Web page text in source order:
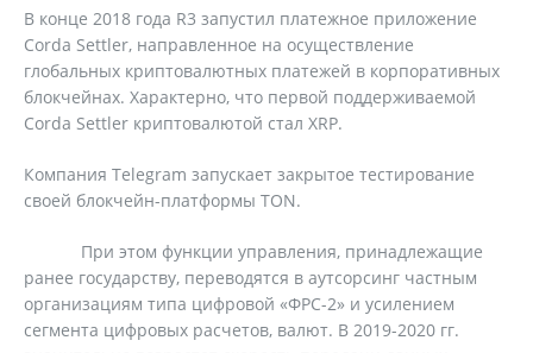
В конце 2018 года R3 запустил платежное приложение
Corda Settler, направленное на осуществление
глобальных криптовалютных платежей в корпоративных
блокчейнах. Характерно, что первой поддерживаемой
Corda Settler криптовалютой стал XRP.
Компания Telegram запускает закрытое тестирование
своей блокчейн-платформы TON.
При этом функции управления, принадлежащие
ранее государству, переводятся в аутсорсинг частным
организациям типа цифровой «ФРС-2» и усилением
сегмента цифровых расчетов, валют. В 2019-2020 гг.